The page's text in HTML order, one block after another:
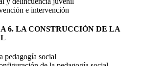
e intervención
6. LA CONSTRUCCIÓN DE LA
pedagogía social